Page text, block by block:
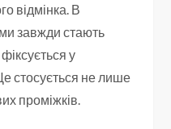
відмінка. В
завжди стають
у
стосується не лише
проміжків.